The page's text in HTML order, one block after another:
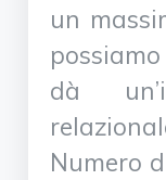
un
dà
Numero